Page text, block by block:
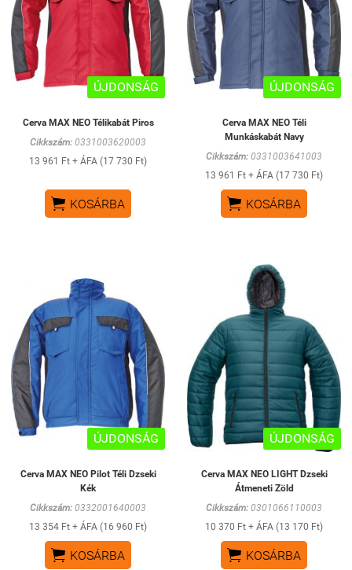
ÚJDONSÁG
Cerva MAX NEO Télikabát Piros
Cikkszám: 0331003620003
13 961 Ft + ÁFA (17 730 Ft)
 KOSÁRBA
ÚJDONSÁG
Cerva MAX NEO Téli
Munkáskabát Navy
Cikkszám: 0331003641003
13 961 Ft + ÁFA (17 730 Ft)
 KOSÁRBA
ÚJDONSÁG
Cerva MAX NEO Pilot Téli Dzseki
Kék
Cikkszám: 0332001640003
13 354 Ft + ÁFA (16 960 Ft)
 KOSÁRBA
ÚJDONSÁG
Cerva MAX NEO LIGHT Dzseki
Átmeneti Zöld
Cikkszám: 0301066110003
10 370 Ft + ÁFA (13 170 Ft)
 KOSÁRBA